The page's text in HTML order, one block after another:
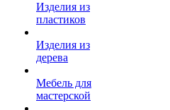
Изделия из
пластиков
Изделия из
дерева
Мебель для
мастерской